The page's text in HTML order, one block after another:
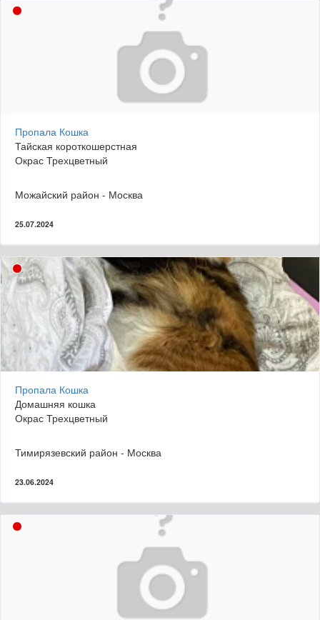
Пропала Кошка
Тайская короткошерстная
Окрас Трехцветный
Можайский район - Москва
25.07.2024
Пропала Кошка
Домашняя кошка
Окрас Трехцветный
Тимирязевский район - Москва
23.06.2024